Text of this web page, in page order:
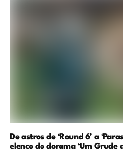
De astros de ‘Round 6’ a
elenco do dorama ‘Um Grude